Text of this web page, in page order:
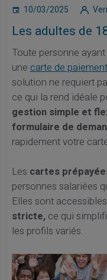
10/03/2025
Les adultes de
Toute personne ayant
unecarte de
solution ne requiert
ce qui la rend idéale
gestion simple et
formulaire de
rapidement votre
Les cartes
personnes salariées
Elles sont
stricte,ce qui
les profils variés.